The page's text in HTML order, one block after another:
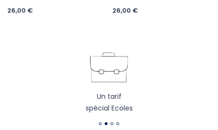
26,00 € 26,00 €
Un tarif
spécial Ecoles